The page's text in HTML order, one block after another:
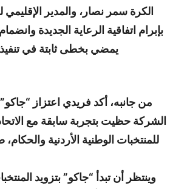
الكرة سمر نصار، والمدير
بإبرام اتفاقية الرعاية الجديدة
يمضي بخطى ثابتة في تنفيذ
من جانبه، أكد فريدي اعتزاز
للمنتخبات الوطنية الأردنية
وينتظر أن تبدأ “جاكو” بتزويد